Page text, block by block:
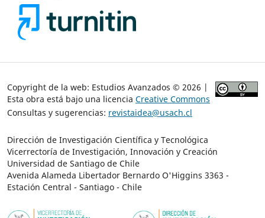
Copyright de la web: Estudios Avanzados © 2026 |
Esta obra está bajo una licencia Creative Commons
Consultas y sugerencias: revistaidea@usach.cl
Dirección de Investigación Científica y Tecnológica
Vicerrectoría de Investigación, Innovación y Creación
Universidad de Santiago de Chile
Avenida Alameda Libertador Bernardo O'Higgins 3363 -
Estación Central - Santiago - Chile